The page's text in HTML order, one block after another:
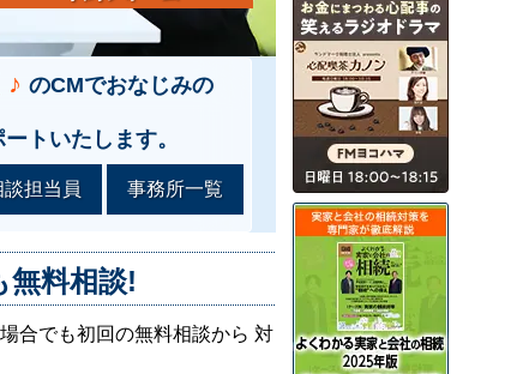
のCMでおなじみの
トいたします。
談担当員 事務所一覧
無料相談!
合でも初回の無料相談から 対